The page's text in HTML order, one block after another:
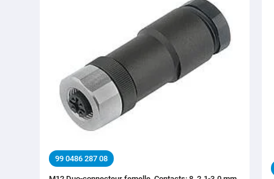
99 0486 287 08